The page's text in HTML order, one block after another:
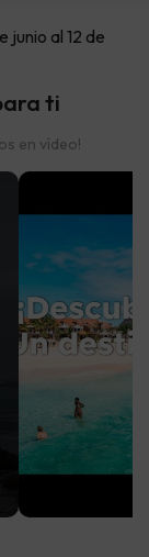
junio al 12 de
ti
en vídeo!